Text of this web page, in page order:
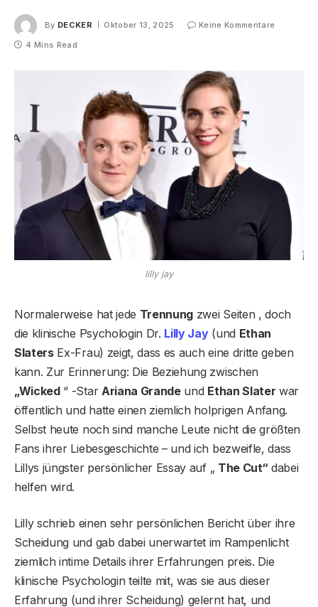
By DECKER Oktober 13, 2025
Keine Kommentare
4 Mins Read
lilly jay
Normalerweise hat jede Trennung zwei Seiten , doch
die klinische Psychologin Dr. Lilly Jay(und Ethan
SlatersEx-Frau) zeigt, dass es auch eine dritte geben
kann. Zur Erinnerung: Die Beziehung zwischen
„Wicked“ -Star Ariana Grandeund Ethan Slater war
öffentlich und hatte einen ziemlich holprigen Anfang.
Selbst heute noch sind manche Leute nicht die größten
Fans ihrer Liebesgeschichte – und ich bezweifle, dass
Lillys jüngster persönlicher Essay auf „ The Cut“ dabei
helfen wird.
Lilly schrieb einen sehr persönlichen Bericht über ihre
Scheidung und gab dabei unerwartet im Rampenlicht
ziemlich intime Details ihrer Erfahrungen preis. Die
klinische Psychologin teilte mit, was sie aus dieser
Erfahrung (und ihrer Scheidung) gelernt hat, und